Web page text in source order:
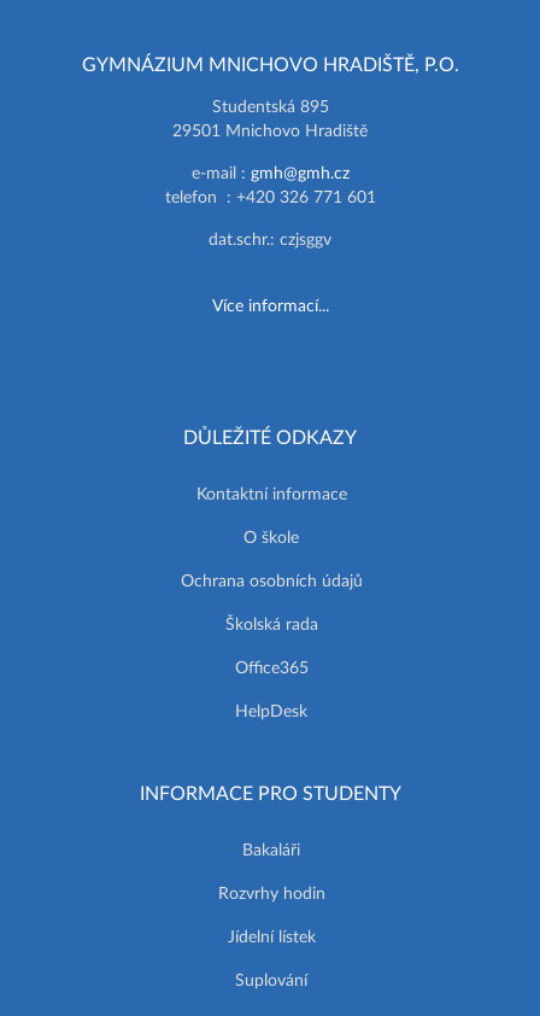
GYMNÁZIUM MNICHOVO HRADIŠTĚ, P.O.
Studentská 895
29501 Mnichovo Hradiště
e-mail : gmh@gmh.cz
telefon : +420 326 771 601
dat.schr.: czjsggv
Více informací...
DŮLEŽITÉ ODKAZY
Kontaktní informace
O škole
Ochrana osobních údajů
Školská rada
Office365
HelpDesk
INFORMACE PRO STUDENTY
Bakaláři
Rozvrhy hodin
Jídelní lístek
Suplování